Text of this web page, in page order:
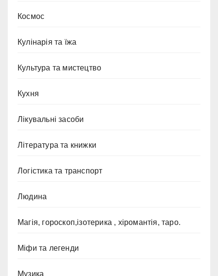
Космос
Кулінарія та їжа
Культура та мистецтво
Кухня
Лікувальні засоби
Література та книжки
Логістика та транспорт
Людина
Магія, гороскоп,ізотерика , хіромантія, таро.
Міфи та легенди
Музика